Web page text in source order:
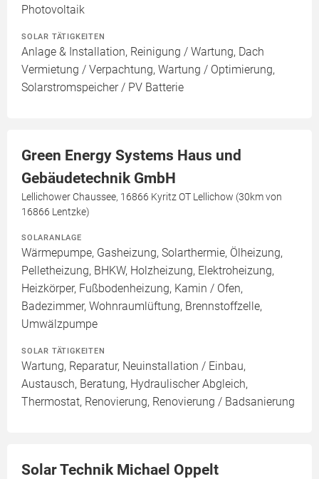
Photovoltaik
SOLAR TÄTIGKEITEN
Anlage & Installation, Reinigung / Wartung, Dach
Vermietung / Verpachtung, Wartung / Optimierung,
Solarstromspeicher / PV Batterie
Green Energy Systems Haus und
Gebäudetechnik GmbH
Lellichower Chaussee, 16866 Kyritz OT Lellichow (30km von
16866 Lentzke)
SOLARANLAGE
Wärmepumpe, Gasheizung, Solarthermie, Ölheizung,
Pelletheizung, BHKW, Holzheizung, Elektroheizung,
Heizkörper, Fußbodenheizung, Kamin / Ofen,
Badezimmer, Wohnraumlüftung, Brennstoffzelle,
Umwälzpumpe
SOLAR TÄTIGKEITEN
Wartung, Reparatur, Neuinstallation / Einbau,
Austausch, Beratung, Hydraulischer Abgleich,
Thermostat, Renovierung, Renovierung / Badsanierung
Solar Technik Michael Oppelt